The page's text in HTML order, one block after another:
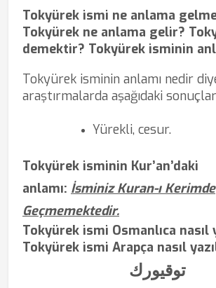
Tokyürek ismi ne anlama
Tokyürek ne anlama gelir?
demektir? Tokyürek isminin
Tokyürek isminin anlamı nedir
araştırmalarda aşağıdaki
Yürekli, cesur.
Tokyürek isminin Kur’an’daki
anlamı: İsminiz Kuran-ı Kerimde
Geçmemektedir.
Tokyürek ismi Osmanlıca nasıl
Tokyürek ismi Arapça nasıl
توقيورك